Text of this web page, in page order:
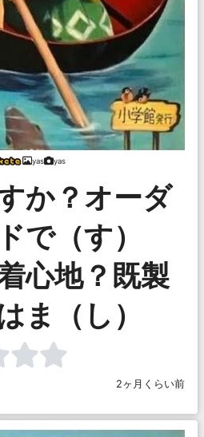
yas yas
か？オーダ
で（す）
心地？既製
ま（し）
2ヶ月くらい前